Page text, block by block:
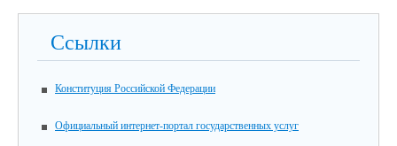
Ссылки
Конституция Российской Федерации
Официальный интернет-портал государственных услуг